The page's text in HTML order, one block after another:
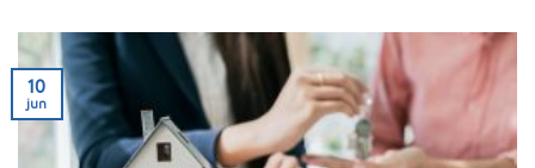
10
jun